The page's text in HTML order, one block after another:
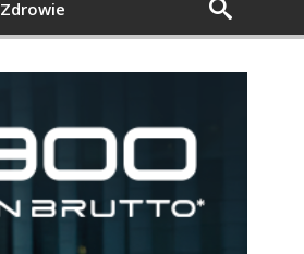
Zdrowie